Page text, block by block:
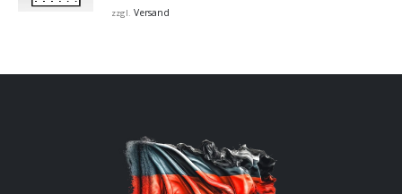
zzgl. Versand